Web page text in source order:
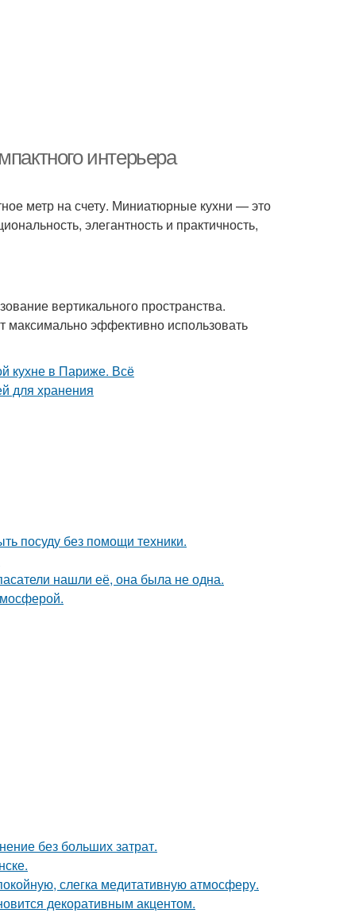
интерьера
метр на счету. Миниатюрные кухни — это
элегантность и практичность,
вертикального пространства.
эффективно использовать
посуду без помощи техники.
нашли её, она была не одна.
без больших затрат.
слегка медитативную атмосферу.
декоративным акцентом.